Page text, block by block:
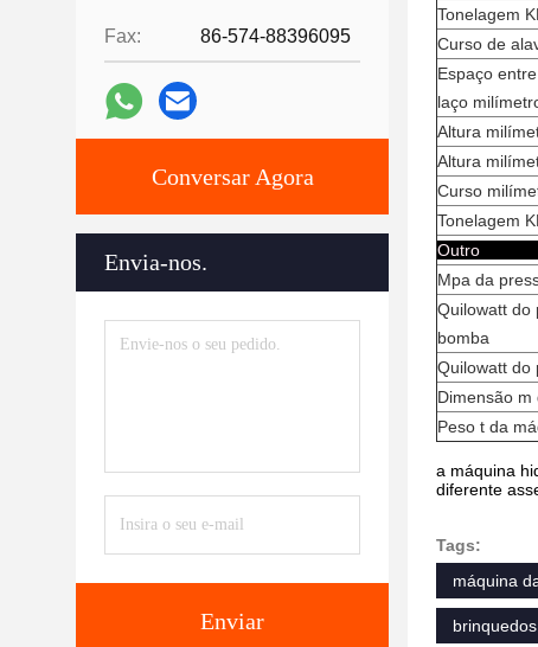
Fax: 86-574-88396095
Conversar Agora
Envia-nos.
Enviar
Tonelagem
Curso de
Espaço
laço
Altura
Altura
Curso
Tonelagem
Mpa da
Quilowatt do
bomba
Quilowatt do
Dimensão m
Peso t da
a máquina
diferente
Tags:
máquina